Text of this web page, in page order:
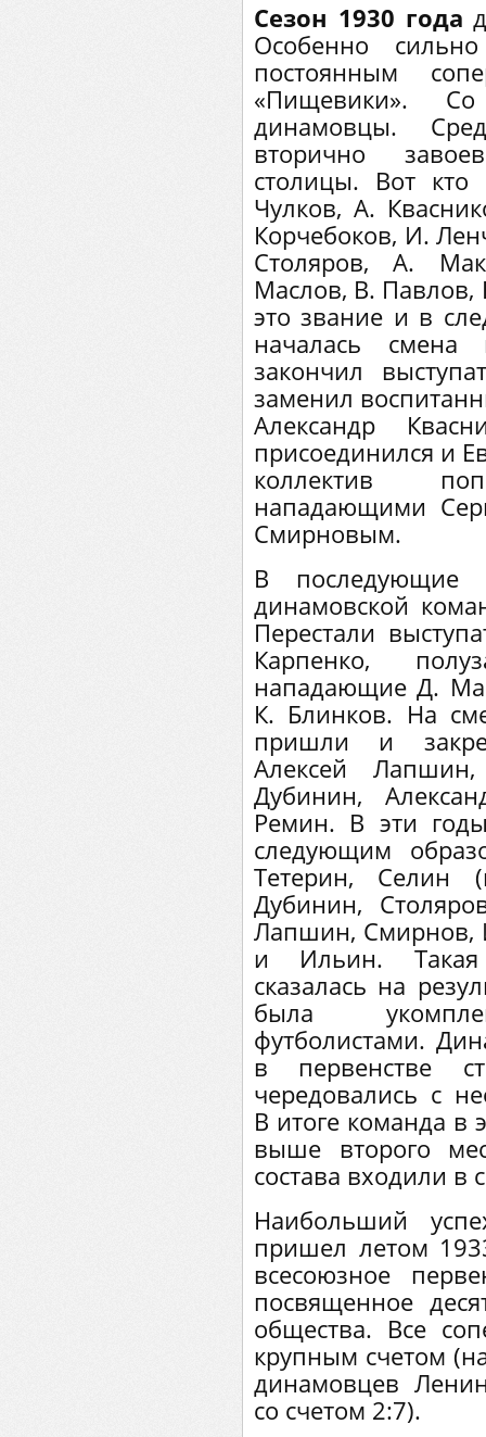
Сезон 1930 года
Особенно
постоянным
«Пищевики».
динамовцы.
вторично
столицы. Вот
Чулков, А.
Корчебоков, И.
Столяров, А.
Маслов, В.
это звание и в
началась
закончил
заменил
Александр
присоединился и
коллектив
нападающими
Смирновым.
В последующие
динамовской
Перестали
Карпенко,
нападающие Д.
К. Блинков. На
пришли и
Алексей
Дубинин,
Ремин. В эти
следующим
Тетерин, Селин
Дубинин,
Лапшин, Смирнов,
и Ильин. Такая
сказалась на
была
футболистами.
в первенстве
чередовались с
В итоге команда в
выше второго
состава входили
Наибольший
пришел летом
всесоюзное
посвященное
общества. Все
крупным счетом
динамовцев
со счетом 2:7).